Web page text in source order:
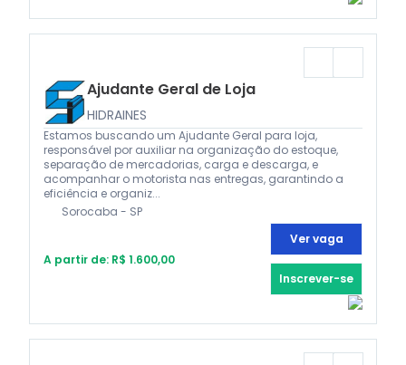
Ajudante Geral de Loja
HIDRAINES
Estamos buscando um Ajudante Geral para loja,
responsável por auxiliar na organização do estoque,
separação de mercadorias, carga e descarga, e
acompanhar o motorista nas entregas, garantindo a
eficiência e organiz...
Sorocaba - SP
A partir de: R$ 1.600,00
Ver vaga
Inscrever-se